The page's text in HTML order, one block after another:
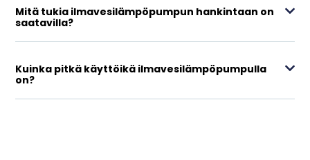
Mitä tukia ilmavesilämpöpumpun hankintaan on
saatavilla?
Kuinka pitkä käyttöikä ilmavesilämpöpumpulla
on?